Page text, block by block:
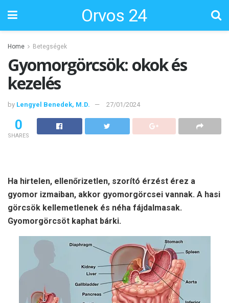
Orvos 24
Home Betegségek
Gyomorgörcsök: okok és
kezelés
by Lengyel Benedek, M.D. 27/01/2024
0
SHARES
Ha hirtelen, ellenőrizetlen, szorító érzést érez a
gyomor izmaiban, akkor gyomorgörcsei vannak. A hasi
görcsök kellemetlenek és néha fájdalmasak.
Gyomorgörcsöt kaphat bárki.